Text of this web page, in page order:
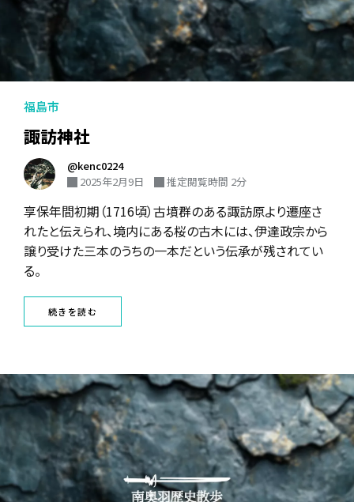
福島市
諏訪神社
@kenc0224
2025年2月9日
推定閲覧時間 2分
享保年間初期（1716頃）古墳群のある諏訪原より遷座さ
れたと伝えられ、境内にある桜の古木には、伊達政宗から
譲り受けた三本のうちの一本だという伝承が残されてい
る。
続きを読む